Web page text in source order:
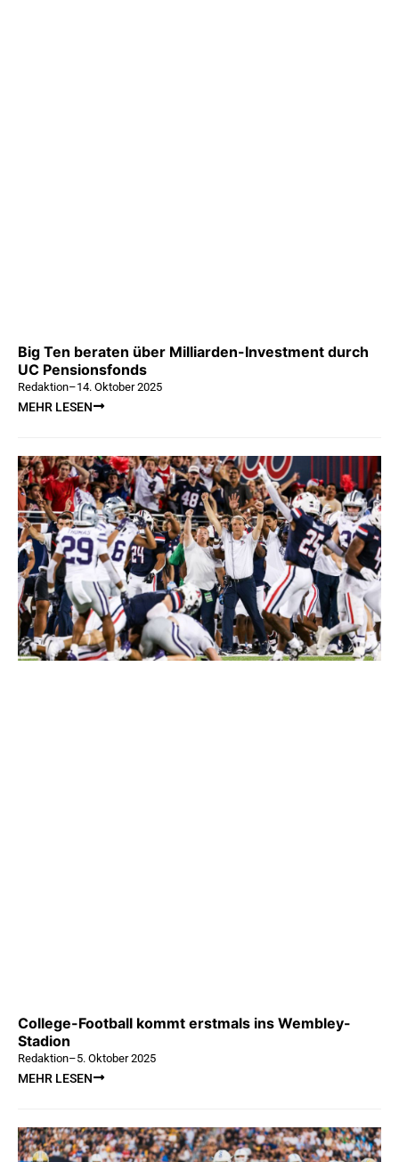
Big Ten beraten über Milliarden-Investment durch
UC Pensionsfonds
Redaktion–14. Oktober 2025
MEHR LESEN
College-Football kommt erstmals ins Wembley-
Stadion
Redaktion–5. Oktober 2025
MEHR LESEN